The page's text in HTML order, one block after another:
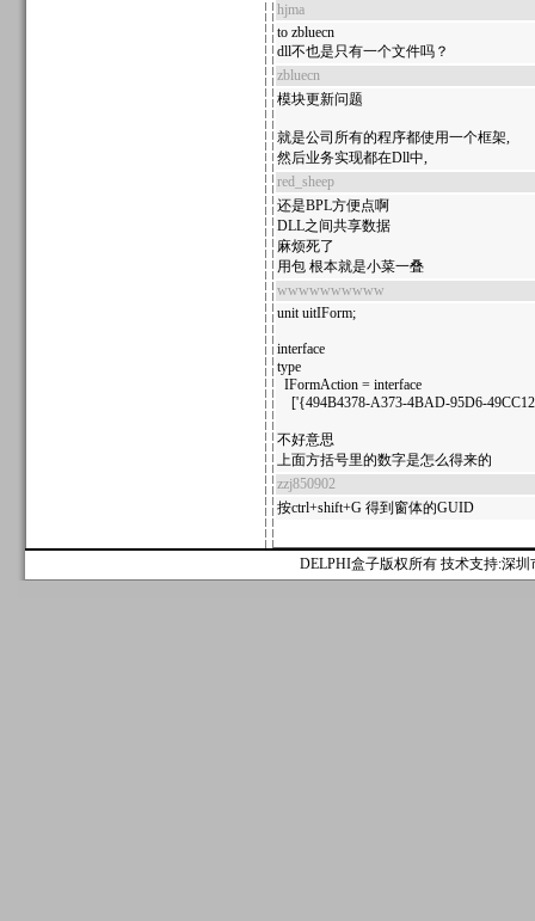
hjma
to zbluecn
dll不也是只有一个文件吗？
zbluecn
模块更新问题
就是公司所有的程序都使用一个框架,
然后业务实现都在Dll中,
red_sheep
还是BPL方便点啊
DLL之间共享数据
麻烦死了
用包 根本就是小菜一叠
wwwwwwwwww
unit uitIForm;
interface
type
IFormAction = interface
['{494B4378-A373-4BAD-95D6-
不好意思
上面方括号里的数字是怎么得来的
zzj850902
按ctrl+shift+G 得到窗体的GUID
DELPHI盒子版权所有 技术支持:深